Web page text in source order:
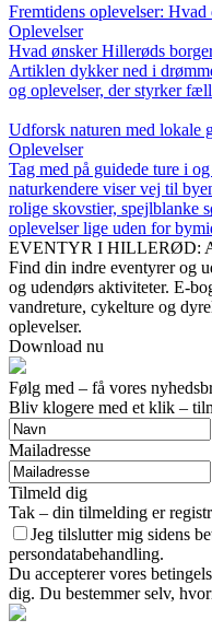
Fremtidens oplevelser:
Oplevelser
Hvad ønsker Hillerøds
Artiklen dykker ned i
og oplevelser, der styrker
Udforsk naturen med lokale
Oplevelser
Tag med på guidede ture i
naturkendere viser vej til
rolige skovstier, spejlblanke
oplevelser lige uden for
EVENTYR I HILLERØD:
Find din indre eventyrer og
og udendørs aktiviteter. E-
vandreture, cykelture og
oplevelser.
Download nu
Følg med – få vores
Bliv klogere med et klik –
Mailadresse
Tilmeld dig
Tak – din tilmelding er
Jeg tilslutter mig sidens
persondatabehandling.
Du accepterer vores
dig. Du bestemmer selv,